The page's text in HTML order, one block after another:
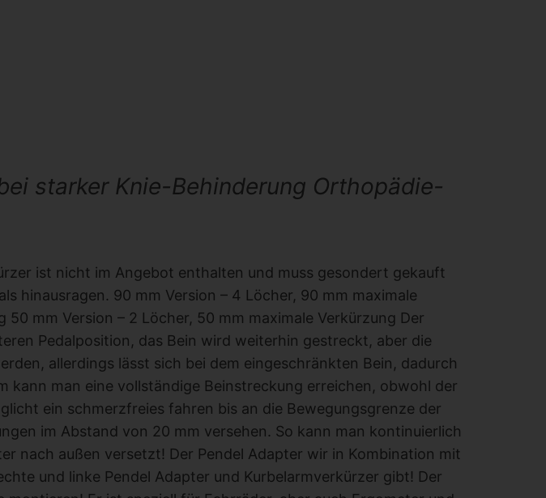
starker Knie-Behinderung Orthopädie-
ist nicht im Angebot enthalten und muss gesondert gekauft
hinausragen. 90 mm Version – 4 Löcher, 90 mm maximale
mm Version – 2 Löcher, 50 mm maximale Verkürzung Der
Pedalposition, das Bein wird weiterhin gestreckt, aber die
allerdings lässt sich bei dem eingeschränkten Bein, dadurch
kann man eine vollständige Beinstreckung erreichen, obwohl der
ein schmerzfreies fahren bis an die Bewegungsgrenze der
im Abstand von 20 mm versehen. So kann man kontinuierlich
nach außen versetzt! Der Pendel Adapter wir in Kombination mit
und linke Pendel Adapter und Kurbelarmverkürzer gibt! Der